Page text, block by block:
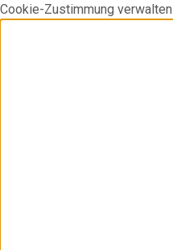
Cookie-Zustimmung verwalten